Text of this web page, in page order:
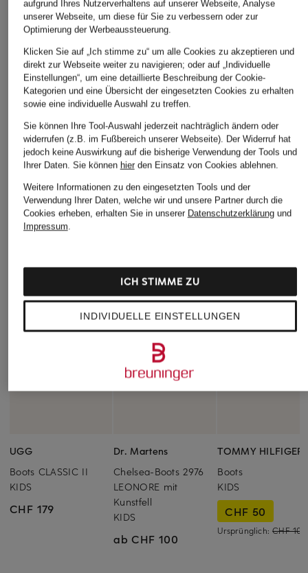
ÄHNLICHE ARTIKEL ENTDECKEN
UGG
Boots CLASSIC II
KIDS
CHF 179
Dr. Martens
Chelsea-Boots 2976
LEONORE mit
Kunstfell
KIDS
ab CHF 100
TOMMY HILFIGER
Boots
KIDS
CHF 50
Ursprünglich:CHF 100
aufgrund Ihres Nutzerverhaltens auf unserer Webseite, Analyse
unserer Webseite, um diese für Sie zu verbessern oder zur
Optimierung der Werbeaussteuerung.
Klicken Sie auf „Ich stimme zu“ um alle Cookies zu akzeptieren und
direkt zur Webseite weiter zu navigieren; oder auf „Individuelle
Einstellungen“, um eine detaillierte Beschreibung der Cookie-
Kategorien und eine Übersicht der eingesetzten Cookies zu erhalten
sowie eine individuelle Auswahl zu treffen.
Sie können Ihre Tool-Auswahl jederzeit nachträglich ändern oder
widerrufen (z.B. im Fußbereich unserer Webseite). Der Widerruf hat
jedoch keine Auswirkung auf die bisherige Verwendung der Tools und
Ihrer Daten. Sie können hierden Einsatz von Cookies ablehnen.
Weitere Informationen zu den eingesetzten Tools und der
Verwendung Ihrer Daten, welche wir und unsere Partner durch die
Cookies erheben, erhalten Sie in unserer Datenschutzerklärungund
Impressum.
INDIVIDUELLE EINSTELLUNGEN
ICH STIMME ZU